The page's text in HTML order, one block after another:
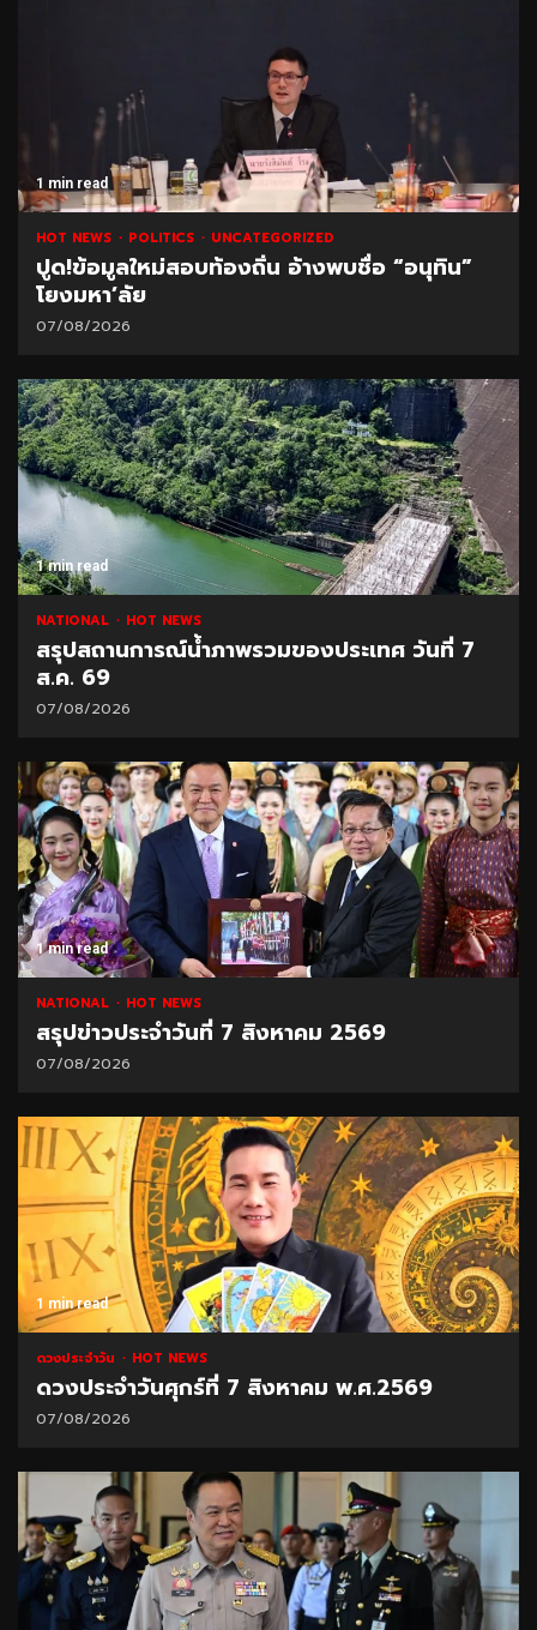
1 min read
HOT NEWS POLITICS UNCATEGORIZED
ปูด!ข้อมูลใหม่สอบท้องถิ่น อ้างพบชื่อ “อนุทิน”
โยงมหา’ลัย
07/08/2026
1 min read
NATIONAL HOT NEWS
สรุปสถานการณ์น้ำภาพรวมของประเทศ วันที่ 7
ส.ค. 69
07/08/2026
1 min read
NATIONAL HOT NEWS
สรุปข่าวประจำวันที่ 7 สิงหาคม 2569
07/08/2026
1 min read
ดวงประจำวัน HOT NEWS
ดวงประจำวันศุกร์ที่ 7 สิงหาคม พ.ศ.2569
07/08/2026